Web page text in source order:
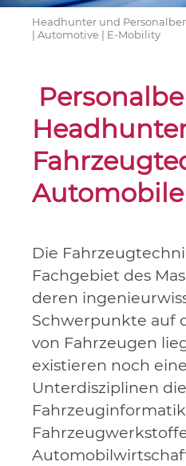
Headhunter und
| Automotive | E-Mobility
Automobile
Die
Fachgebiet des
deren
Schwerpunkte auf
von Fahrzeugen
existieren noch
Unterdisziplinen